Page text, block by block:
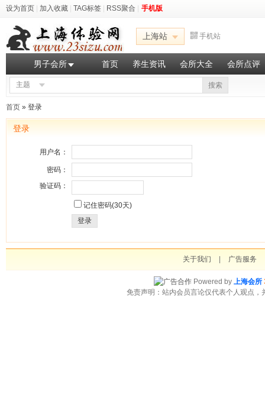
设为首页 加入收藏 TAG标签 RSS聚合 手机版
上海站 手机站
男子会所 首页 养生资讯 会所大全 会所点评
主题 搜索
首页 » 登录
登录
用户名：
密码：
验证码：
记住密码(30天)
登录
关于我们 广告服务
Powered by 上海会所
免责声明：站内会员言论仅代表个人观点